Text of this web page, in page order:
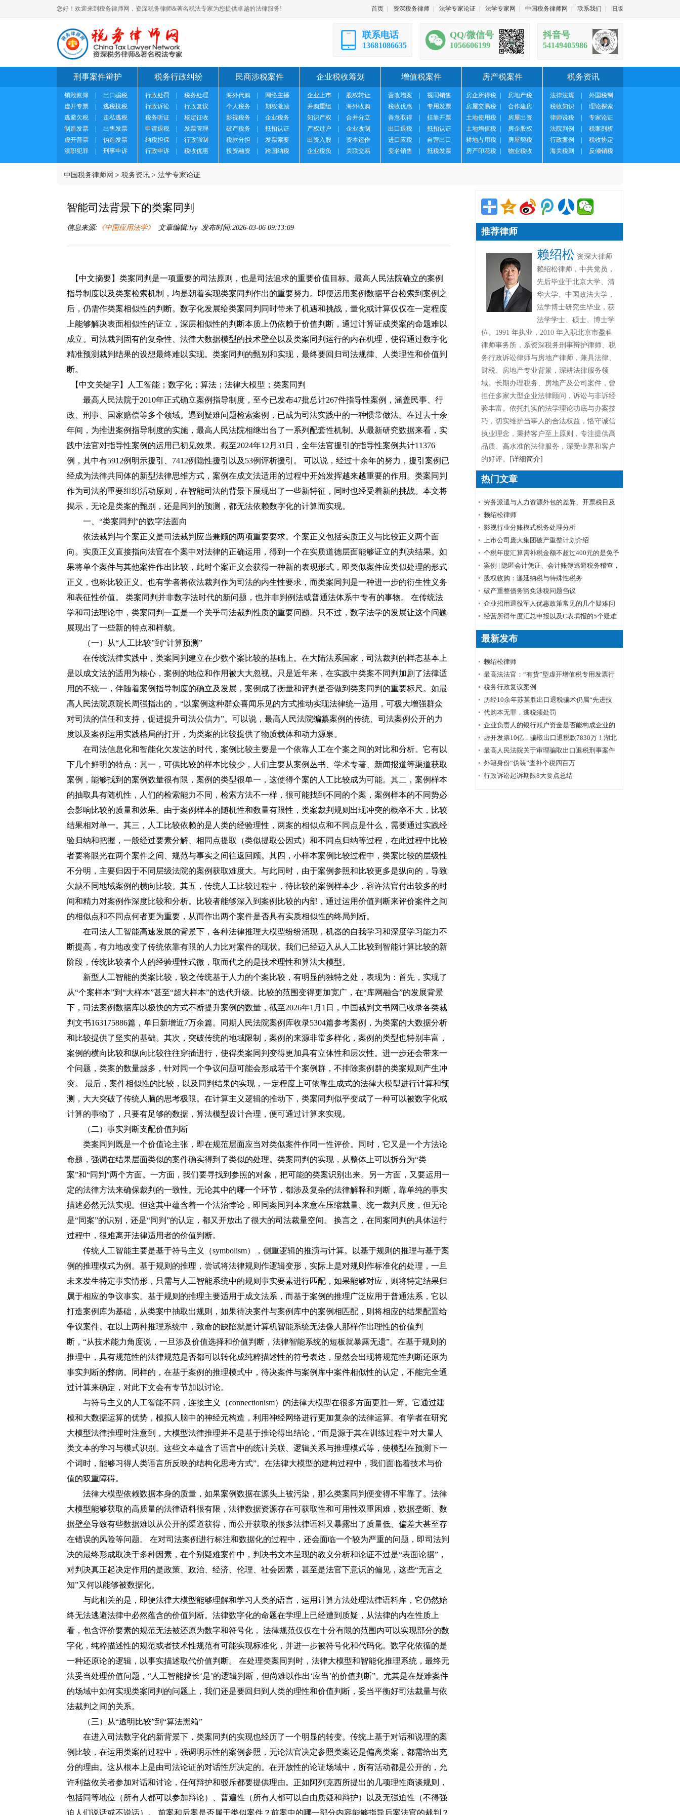
您好！欢迎来到税务律师网，资深税务律师&著名税法专家为您提供卓越的法律服务! 首页 资深税务律师 法学专家论证 法学专家网 中国税务律师网 联系我们 旧版
联系电话
13681086635
QQ/微信号
1056606199
抖音号
54149405986
刑事案件辩护
销毁账簿
出口骗税
虚开专票
逃税抗税
逃避欠税
走私逃税
制造发票
出售发票
虚开普票
伪造发票
渎职犯罪
刑事申诉
税务行政纠纷
行政处罚
税务处理
行政诉讼
行政复议
税务听证
核定征收
申请退税
发票管理
纳税担保
行政强制
行政申诉
税收优惠
民商涉税案件
海外代购
网络主播
个人税务
期权激励
影视税务
企业税务
破产税务
抵扣认证
税款分担
发票索要
投资融资
跨国纳税
企业税收筹划
企业上市
股权转让
并购重组
海外收购
知识产权
合并分立
产权过户
企业改制
出资入股
资本运作
企业税负
关联交易
增值税案件
营改增案
视同销售
税收优惠
专用发票
善意取得
挂靠开票
出口退税
抵扣认证
进口应税
自营出口
变名销售
抵税发票
房产税案件
房企所得税
房地产税
房屋交易税
合作建房
土地使用税
房屋出资
土地增值税
房企股权
耕地占用税
房屋契税
房产印花税
物业税收
税务资讯
法律法规
外国税制
税收知识
理论探索
律师说税
专家论证
法院判例
税案剖析
行政案例
税收协定
海关税则
反倾销税
中国税务律师网 > 税务资讯 > 法学专家论证
智能司法背景下的类案同判
信息来源: 《中国应用法学》 文章编辑:lvy 发布时间:2026-03-06 09:13:09
【中文摘要】类案同判是一项重要的司法原则，也是司法追求的重要价值目标。最高人民法院确立的案例
指导制度以及类案检索机制，均是朝着实现类案同判作出的重要努力。即便运用案例数据平台检索到案例之
后，仍需作类案相似性的判断。数字化发展给类案同判同时带来了机遇和挑战，量化或计算仅仅在一定程度
上能够解决表面相似性的证立，深层相似性的判断本质上仍依赖于价值判断，通过计算证成类案的命题难以
成立。司法裁判固有的复杂性、法律大数据模型的技术壁垒以及类案同判运行的内在机理，使得通过数字化
精准预测裁判结果的设想最终难以实现。类案同判的甄别和实现，最终要回归司法规律、人类理性和价值判
断。
【中文关键字】人工智能；数字化；算法；法律大模型；类案同判
最高人民法院于2010年正式确立案例指导制度，至今已发布47批总计267件指导性案例，涵盖民事、行
政、刑事、国家赔偿等多个领域。遇到疑难问题检索案例，已成为司法实践中的一种惯常做法。在过去十余
年间，为推进案例指导制度的实施，最高人民法院相继出台了一系列配套性机制。从最新研究数据来看，实
践中法官对指导性案例的运用已初见效果。截至2024年12月31日，全年法官援引的指导性案例共计11376
例，其中有5912例明示援引、7412例隐性援引以及53例评析援引。 可以说，经过十余年的努力，援引案例已
经成为法律共同体的新型法律思维方式，案例在成文法适用的过程中开始发挥越来越重要的作用。类案同判
作为司法的重要组织活动原则，在智能司法的背景下展现出了一些新特征，同时也经受着新的挑战。本文将
揭示，无论是类案的甄别，还是同判的预测，都无法依赖数字化的计算而实现。
一、 “类案同判”的数字法面向
依法裁判与个案正义是司法裁判应当兼顾的两项重要要求。个案正义包括实质正义与比较正义两个面
向。实质正义直接指向法官在个案中对法律的正确运用，得到一个在实质道德层面能够证立的判决结果。如
果将单个案件与其他案件作出比较，此时个案正义会获得一种新的表现形式，即类似案件应类似处理的形式
正义，也称比较正义。也有学者将依法裁判作为司法的内生性要求，而类案同判是一种进一步的衍生性义务
和表征性价值。
类案同判并非数字法时代的新问题，也并非判例法或普通法体系中专有的事物。
在传统法
学和司法理论中，类案同判一直是一个关乎司法裁判性质的重要问题。只不过，数字法学的发展让这个问题
展现出了一些新的特点和样貌。
（一）从“人工比较”到“计算预测”
在传统法律实践中，类案同判建立在少数个案比较的基础上。在大陆法系国家，司法裁判的样态基本上
是以成文法的适用为核心，案例的地位和作用被大大忽视。只是近年来，在实践中类案不同判加剧了法律适
用的不统一，伴随着案例指导制度的确立及发展，案例成了衡量和评判是否做到类案同判的重要标尺。如最
高人民法院原院长周强指出的， “以案例这种群众喜闻乐见的方式推动实现法律统一适用，可极大增强群众
对司法的信任和支持，促进提升司法公信力”。可以说，最高人民法院编纂案例的传统、司法案例公开的力
度以及案例运用实践格局的打开，为类案的比较提供了物质载体和动力源泉。
在司法信息化和智能化欠发达的时代，案例比较主要是一个依靠人工在个案之间的对比和分析。它有以
下几个鲜明的特点：其一，可供比较的样本比较少，人们主要从案例丛书、学术专著、新闻报道等渠道获取
案例，能够找到的案例数量很有限，案例的类型很单一，这使得个案的人工比较成为可能。其二，案例样本
的抽取具有随机性，人们的检索能力不同，检索方法不一样，很可能找到不同的个案，案例样本的不同势必
会影响比较的质量和效果。由于案例样本的随机性和数量有限性，类案裁判规则出现冲突的概率不大，比较
结果相对单一。其三，人工比较依赖的是人类的经验理性，两案的相似点和不同点是什么，需要通过实践经
验归纳和把握，一般经过要素分解、相同点提取（类似提取公因式）和不同点归纳等过程，在此过程中比较
者要将眼光在两个案件之间、规范与事实之间往返回顾。其四，小样本案例比较过程中，类案比较的层级性
不分明，主要归因于不同层级法院的案例获取难度大。与此同时，由于案例参照和比较更多是纵向的，导致
欠缺不同地域案例的横向比较。其五，传统人工比较过程中，待比较的案例样本少，容许法官付出较多的时
间和精力对案例作深度比较和分析。比较者能够深入到案例比较的内部，通过运用价值判断来评价案件之间
的相似点和不同点何者更为重要，从而作出两个案件是否具有实质相似性的终局判断。
在司法人工智能高速发展的背景下，各种法律推理大模型纷纷涌现，机器的自我学习和深度学习能力不
断提高，有力地改变了传统依靠有限的人力比对案件的现状。我们已经迈入从人工比较到智能计算比较的新
阶段，传统比较者个人的经验理性式微，取而代之的是技术理性和算法大模型。
新型人工智能的类案比较，较之传统基于人力的个案比较，有明显的独特之处，表现为：首先，实现了
从“个案样本”到“大样本”甚至“超大样本”的迭代升级。比较的范围变得更加宽广，在“库网融合”的发展背景
下，司法案例数据库以极快的方式不断提升案例的数量，截至2026年1月1日，中国裁判文书网已收录各类裁
判文书163175886篇，单日新增近7万余篇。同期人民法院案例库收录5304篇参考案例，为类案的大数据分析
和比较提供了坚实的基础。其次，突破传统的地域限制，案例的来源非常多样化，案例的类型也特别丰富，
案例的横向比较和纵向比较往往穿插进行，使得类案同判变得更加具有立体性和层次性。进一步还会带来一
个问题，类案的数量越多，针对同一个争议问题可能会形成若干个案例群，不排除案例群的类案规则产生冲
突。 最后，案件相似性的比较，以及同判结果的实现，一定程度上可依靠生成式的法律大模型进行计算和预
测，大大突破了传统人脑的思考极限。在计算主义逻辑的推动下，类案同判似乎变成了一种可以被数字化或
计算的事物了，只要有足够的数据，算法模型设计合理，便可通过计算来实现。
（二）事实判断支配价值判断
类案同判既是一个价值论主张，即在规范层面应当对类似案件作同一性评价。同时，它又是一个方法论
命题，强调在结果层面类似的案件确实得到了类似的处理。类案同判的实现，从整体上可以拆分为“类
案”和“同判”两个方面。一方面，我们要寻找到参照的对象，把可能的类案识别出来。另一方面，又要运用一
定的法律方法来确保裁判的一致性。无论其中的哪一个环节，都涉及复杂的法律解释和判断，靠单纯的事实
描述必然无法实现。但这其中蕴含着一个法治悖论，即同案同判本来意在压缩裁量、统一裁判尺度，但无论
是“同案”的识别，还是“同判”的认定，都又开放出了很大的司法裁量空间。 换言之，在同案同判的具体运行
过程中，很难离开法律适用者的价值判断。
传统人工智能主要是基于符号主义（symbolism），侧重逻辑的推演与计算。以基于规则的推理与基于案
例的推理模式为例。基于规则的推理，尝试将法律规则作逻辑变形，实际上是对规则作标准化的处理，一旦
未来发生特定事实情形，只需与人工智能系统中的规则事实要素进行匹配，如果能够对应，则将特定结果归
属于相应的争议事实。基于规则的推理主要适用于成文法系，而基于案例的推理广泛应用于普通法系，它以
打造案例库为基础，从类案中抽取出规则，如果待决案件与案例库中的案例相匹配，则将相应的结果配置给
争议案件。在以上两种推理系统中，致命的缺陷就是计算机智能系统无法像人那样作出理性的价值判
断，“从技术能力角度说，一旦涉及价值选择和价值判断，法律智能系统的短板就暴露无遗”。在基于规则的
推理中，具有规范性的法律规范是否都可以转化成纯粹描述性的符号表达，显然会出现将规范性判断还原为
事实判断的弊病。同样的，在基于案例的推理模式中，待决案件与案例库中案件相似性的认定，不能完全通
过计算来确定，对此下文会有专节加以讨论。
与符号主义的人工智能不同，连接主义（connectionism）的法律大模型在很多方面更胜一筹。它通过建
模和大数据运算的优势，模拟人脑中的神经元构造，利用神经网络进行更加复杂的法律运算。有学者在研究
大模型法律推理时注意到，大模型法律推理并不是基于推论得出结论，“而是源于其在训练过程中对大量人
类文本的学习与模式识别。这些文本蕴含了语言中的统计关联、逻辑关系与推理模式等，使模型在预测下一
个词时，能够习得人类语言所反映的结构化思考方式”。在法律大模型的建构过程中，我们面临着技术与价
值的双重障碍。
法律大模型依赖数据本身的质量，如果案例数据在源头上被污染，那么类案同判便变得不牢靠了。法律
大模型能够获取的高质量的法律语料很有限，法律数据资源存在可获取性和可用性双重困难，数据垄断、数
据壁垒导致有些数据难以从公开的渠道获得，而公开获取的很多法律语料又暴露出了质量低、偏差大甚至存
在错误的风险等问题。
在对司法案例进行标注和数据化的过程中，还会面临一个较为严重的问题，即司法判
决的最终形成取决于多种因素，在个别疑难案件中，判决书文本呈现的教义分析和论证不过是“表面论据”，
对判决真正起决定作用的是政策、政治、经济、伦理、社会因素，甚至是法官下意识的偏见，这些“无言之
知”又何以能够被数据化。
与此相关的是，即便法律大模型能够理解和学习人类的语言，运用计算方法处理法律语料库，它仍然始
终无法逃避法律中必然蕴含的价值判断。法律数字化的命题在学理上已经遭到质疑，从法律的内在性质上
看，包含评价要素的规范无法被还原为数字和符号化，
法律规范仅仅在十分有限的范围内可以实现部分的数
字化，纯粹描述性的规范或者技术性规范有可能实现标准化，并进一步被符号化和代码化。数字化依循的是
一种还原论的逻辑，以事实描述取代价值判断。
在处理类案同判时，法律大模型和智能化推理系统，最终无
法妥当处理价值问题， “人工智能擅长‘是’的逻辑判断，但尚难以作出‘应当’的价值判断”。尤其是在疑难案件
的场域中如何实现类案同判的问题上，我们还是要回归到人类的理性和价值判断，妥当平衡好司法裁量与依
法裁判之间的关系。
（三）从“透明比较”到“算法黑箱”
在进入司法数字化的新背景下，类案同判的实现也经历了一个明显的转变。传统上基于对话和说理的案
例比较，在运用类案的过程中，强调明示性的案例参照，无论法官决定参照类案还是偏离类案，都需给出充
分的理由。这从根本上是由司法论证的对话性所决定的。在开放性的论证场域中，所有活动都是公开的，允
许利益攸关者参加对话和讨论，任何辩护和驳斥都要提供理由。正如阿列克西所提出的几项理性商谈规则，
包括同等地位（所有人都可以参加辩论）、普遍性（所有人都可以自由质疑和辩护）以及无强迫性（不得强
迫人们说话或不说话）。
前案和后案是否属于类似案件？前案中的哪一部分内容能够指导后案法官的裁判？
推荐律师
赖绍松 资深大律师
赖绍松律师，中共党员，
先后毕业于北京大学、清
华大学、中国政法大学，
法学博士研究生毕业，获
法学学士、硕士、博士学
位。1991 年执业，2010 年入职北京市盈科
律师事务所，系资深税务刑事辩护律师、税
务行政诉讼律师与房地产律师，兼具法律、
财税、房地产专业背景，深耕法律服务领
域。长期办理税务、房地产及公司案件，曾
担任多家大型企业法律顾问，诉讼与非诉经
验丰富。依托扎实的法学理论功底与办案技
巧，切实维护当事人的合法权益，恪守诚信
执业理念，秉持客户至上原则，专注提供高
品质、高水准的法律服务，深受业界和客户
的好评。
[详细简介]
热门文章
劳务派遣与人力资源外包的差异、开票税目及
税率
赖绍松律师
影视行业分账模式税务处理分析
上市公司庞大集团破产重整计划介绍
个税年度汇算需补税金额不超过400元的是免予
申报还是免予补缴
案例 | 隐匿会计凭证、会计账簿逃避税务稽查，
小心被判刑！
股权收购：递延纳税与特殊性税务
破产重整债务豁免涉税问题刍议
企业招用退役军人优惠政策常见的几个疑难问
题解答
经营所得年度汇总申报以及C表填报的5个疑难
问题
最新发布
赖绍松律师
最高法法官：“有货”型虚开增值税专用发票行
为定性
税务行政复议案例
历经10余年苏某胜出口退税骗术仍属“先进技
术”，福州国税稽查局相应的查骗方法仍非常管
用
代购本无罪，逃税须处罚
企业负责人的银行账户资金是否能构成企业的
应税收入？
虚开发票10亿，骗取出口退税款7830万！湖北
破获链条式骗税案
最高人民法院关于审理骗取出口退税刑事案件
具体应用法律若干问题的解释辑
外籍身份“伪装”查补个税四百万
行政诉讼起诉期限8大要点总结